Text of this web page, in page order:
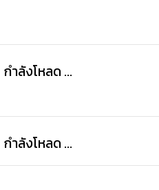
ด้วยบทเรียนแรกของเรา "ตั้งเ
รับคุณเองและครอบครัวของคุณ
รียนรู้และการเปลี่ยนแปลงทางก
กำลังโหลด ...
กำลังโหลด ...